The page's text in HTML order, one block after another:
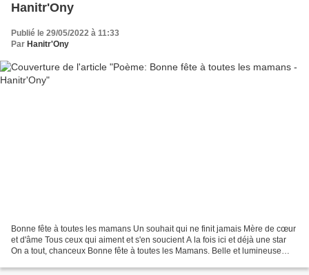
Hanitr'Ony
Publié le 29/05/2022 à 11:33
Par Hanitr'Ony
Bonne fête à toutes les mamans Un souhait qui ne finit jamais Mère de cœur
et d'âme Tous ceux qui aiment et s'en soucient A la fois ici et déjà une star
On a tout, chanceux Bonne fête à toutes les Mamans. Belle et lumineuse